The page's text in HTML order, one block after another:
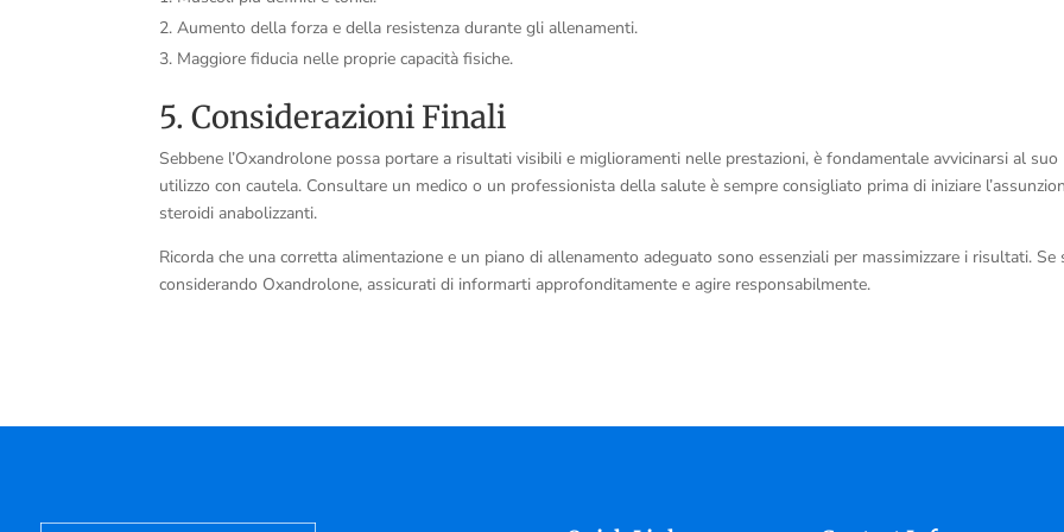
Aumento della forza e della resistenza durante gli allenamenti.
Maggiore fiducia nelle proprie capacità fisiche.
5. Considerazioni Finali
Sebbene l’Oxandrolone possa portare a risultati visibili e miglioramenti nelle prestazioni, è fondamentale avvicinarsi al suo
utilizzo con cautela. Consultare un medico o un professionista della salute è sempre consigliato prima di iniziare
steroidi anabolizzanti.
Ricorda che una corretta alimentazione e un piano di allenamento adeguato sono essenziali per massimizzare i risultati. Se
considerando Oxandrolone, assicurati di informarti approfonditamente e agire responsabilmente.